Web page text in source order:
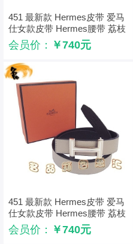
451 最新款 Hermes皮带 爱马
仕女款皮带 Hermes腰带 荔枝
纹红配浅啡 浅金配啡扣3cm
会员价： ￥740元
451 最新款 Hermes皮带 爱马
仕女款皮带 Hermes腰带 荔枝
纹灰配黑 浅金配白扣3cm
会员价： ￥740元